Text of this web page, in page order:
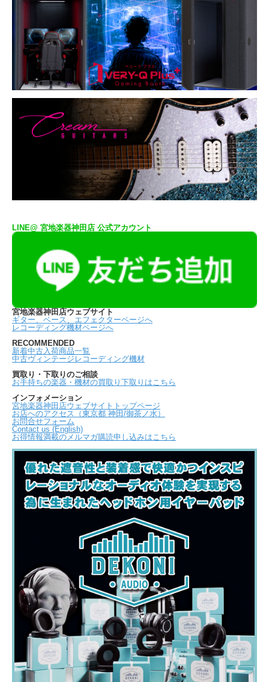
LINE@ 宮地楽器神田店 公式アカウント
宮地楽器神田店ウェブサイト
ギター、ベース、エフェクターページへ
レコーディング機材ページへ
RECOMMENDED
新着中古入荷商品一覧
中古ヴィンテージレコーディング機材
買取り・下取りのご相談
お手持ちの楽器・機材の買取り下取りはこちら
インフォメーション
宮地楽器神田店ウェブサイトトップページ
お店へのアクセス（東京都 神田/御茶ノ水）
お問合せフォーム
Contact us (English)
お得情報満載のメルマガ購読申し込みはこちら